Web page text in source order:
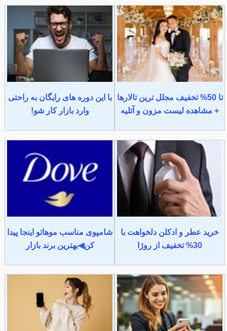
تا 50% تخفیف مجلل ترین تالارها
+ مشاهده لیست مزون و آتلیه
با این دوره های رایگان به راحتی
وارد بازار کار شو!
خرید عطر و ادکلن دلخواهت با
30% تخفیف از روژا
شامپوی مناسب موهاتو اینجا پیدا
کن◀بهترین برند بازار